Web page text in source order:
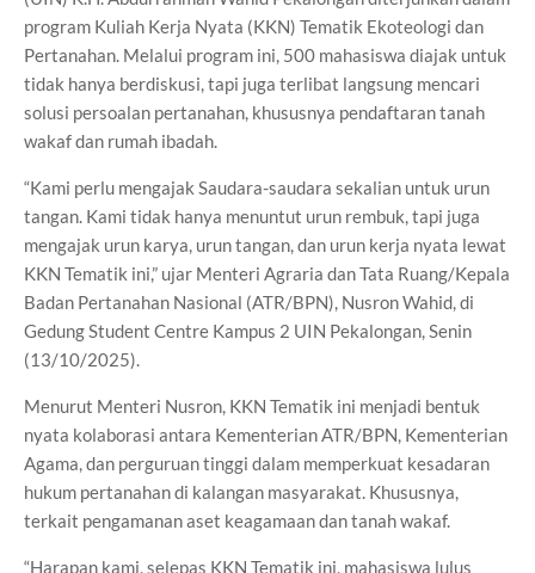
program Kuliah Kerja Nyata (KKN) Tematik Ekoteologi dan
Pertanahan. Melalui program ini, 500 mahasiswa diajak untuk
tidak hanya berdiskusi, tapi juga terlibat langsung mencari
solusi persoalan pertanahan, khususnya pendaftaran tanah
wakaf dan rumah ibadah.
“Kami perlu mengajak Saudara-saudara sekalian untuk urun
tangan. Kami tidak hanya menuntut urun rembuk, tapi juga
mengajak urun karya, urun tangan, dan urun kerja nyata lewat
KKN Tematik ini,” ujar Menteri Agraria dan Tata Ruang/Kepala
Badan Pertanahan Nasional (ATR/BPN), Nusron Wahid, di
Gedung Student Centre Kampus 2 UIN Pekalongan, Senin
(13/10/2025).
Menurut Menteri Nusron, KKN Tematik ini menjadi bentuk
nyata kolaborasi antara Kementerian ATR/BPN, Kementerian
Agama, dan perguruan tinggi dalam memperkuat kesadaran
hukum pertanahan di kalangan masyarakat. Khususnya,
terkait pengamanan aset keagamaan dan tanah wakaf.
“Harapan kami, selepas KKN Tematik ini, mahasiswa lulus